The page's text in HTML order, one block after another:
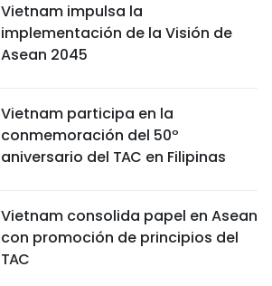
Vietnam impulsa la
implementación de la Visión de
Asean 2045
Vietnam participa en la
conmemoración del 50º
aniversario del TAC en Filipinas
Vietnam consolida papel en Asean
con promoción de principios del
TAC